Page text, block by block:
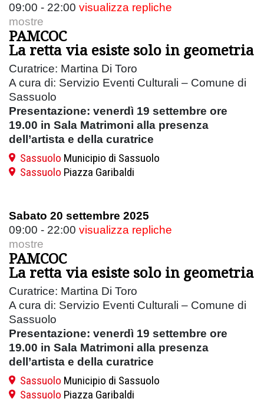
09:00 - 22:00 visualizza repliche
mostre
PAMCOC
La retta via esiste solo in geometria
Curatrice: Martina Di Toro
A cura di: Servizio Eventi Culturali – Comune di
Sassuolo
Presentazione: venerdì 19 settembre ore
19.00 in Sala Matrimoni alla presenza
dell’artista e della curatrice
Sassuolo Municipio di Sassuolo
Sassuolo Piazza Garibaldi
Sabato 20 settembre 2025
09:00 - 22:00 visualizza repliche
mostre
PAMCOC
La retta via esiste solo in geometria
Curatrice: Martina Di Toro
A cura di: Servizio Eventi Culturali – Comune di
Sassuolo
Presentazione: venerdì 19 settembre ore
19.00 in Sala Matrimoni alla presenza
dell’artista e della curatrice
Sassuolo Municipio di Sassuolo
Sassuolo Piazza Garibaldi